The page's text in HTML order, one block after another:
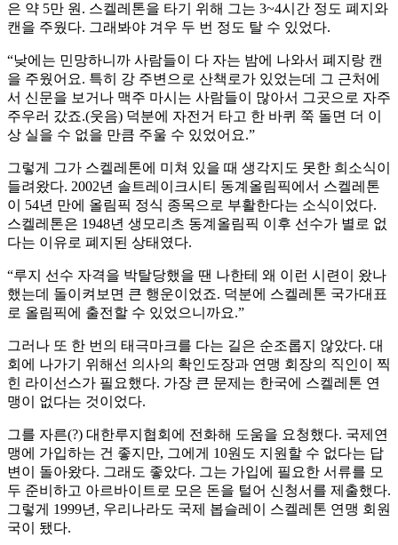
은 약 5만 원. 스켈레톤을 타기 위해 그는 3~4시간 정도 폐지와
캔을 주웠다. 그래봐야 겨우 두 번 정도 탈 수 있었다.
“낮에는 민망하니까 사람들이 다 자는 밤에 나와서 폐지랑 캔
을 주웠어요. 특히 강 주변으로 산책로가 있었는데 그 근처에
서 신문을 보거나 맥주 마시는 사람들이 많아서 그곳으로 자주
주우러 갔죠.(웃음) 덕분에 자전거 타고 한 바퀴 쭉 돌면 더 이
상 실을 수 없을 만큼 주울 수 있었어요.”
그렇게 그가 스켈레톤에 미쳐 있을 때 생각지도 못한 희소식이
들려왔다. 2002년 솔트레이크시티 동계올림픽에서 스켈레톤
이 54년 만에 올림픽 정식 종목으로 부활한다는 소식이었다.
스켈레톤은 1948년 생모리츠 동계올림픽 이후 선수가 별로 없
다는 이유로 폐지된 상태였다.
“루지 선수 자격을 박탈당했을 땐 나한테 왜 이런 시련이 왔나
했는데 돌이켜보면 큰 행운이었죠. 덕분에 스켈레톤 국가대표
로 올림픽에 출전할 수 있었으니까요.”
그러나 또 한 번의 태극마크를 다는 길은 순조롭지 않았다. 대
회에 나가기 위해선 의사의 확인도장과 연맹 회장의 직인이 찍
힌 라이선스가 필요했다. 가장 큰 문제는 한국에 스켈레톤 연
맹이 없다는 것이었다.
그를 자른(?) 대한루지협회에 전화해 도움을 요청했다. 국제연
맹에 가입하는 건 좋지만, 그에게 10원도 지원할 수 없다는 답
변이 돌아왔다. 그래도 좋았다. 그는 가입에 필요한 서류를 모
두 준비하고 아르바이트로 모은 돈을 털어 신청서를 제출했다.
그렇게 1999년, 우리나라도 국제 봅슬레이 스켈레톤 연맹 회원
국이 됐다.